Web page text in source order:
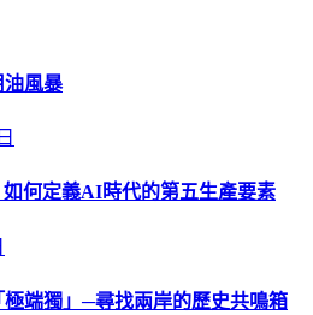
油風暴
何定義AI時代的第五生產要素
端獨」─尋找兩岸的歷史共鳴箱